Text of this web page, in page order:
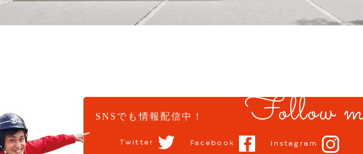
SNSでも情報配信中！ Follow
Twitter Facebook Instagram